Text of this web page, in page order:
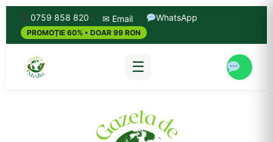
0759 858 820 ✉ Email WhatsApp
PROMOȚIE 60% • DOAR 99 RON
☰